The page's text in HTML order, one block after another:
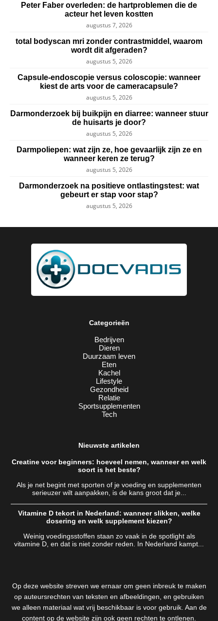
Peter Faber overleden: de hartproblemen die de
acteur het leven kostten
augustus 7, 2026
total bodyscan mri zonder contrastmiddel, waarom
wordt dit afgeraden?
augustus 5, 2026
Capsule-endoscopie versus coloscopie: wanneer
kiest de arts voor de cameracapsule?
augustus 5, 2026
Darmonderzoek bij buikpijn en diarree: wanneer stuur
de huisarts je door?
augustus 5, 2026
Darmpoliepen: wat zijn ze, hoe gevaarlijk zijn ze en
wanneer keren ze terug?
augustus 5, 2026
Darmonderzoek na positieve ontlastingstest: wat
gebeurt er stap voor stap?
augustus 5, 2026
Categorieën
Bedrijven
Dieren
Duurzaam leven
Eten
Kachel
Lifestyle
Gezondheid
Relatie
Sportsupplementen
Tech
Nieuwste artikelen
Creatine voor beginners: hoeveel nemen, wanneer en welk
soort is het beste?
Als je net begint met sporten of je voeding en supplementen
serieuzer wilt aanpakken, is de kans groot dat je...
Vitamine D tekort in Nederland: wanneer slikken, welke
dosering en welk supplement kiezen?
Weinig voedingsstoffen staan zo vaak in de spotlight als
vitamine D, en dat is niet zonder reden. In Nederland kampt...
Op deze website streven we ernaar om geen inbreuk te maken
op auteursrechten van teksten en afbeeldingen, en gebruiken
we alleen materiaal wat vrij beschikbaar is voor gebruik. Aan de
content op de website zijn ook geen rechten te ontlenen.